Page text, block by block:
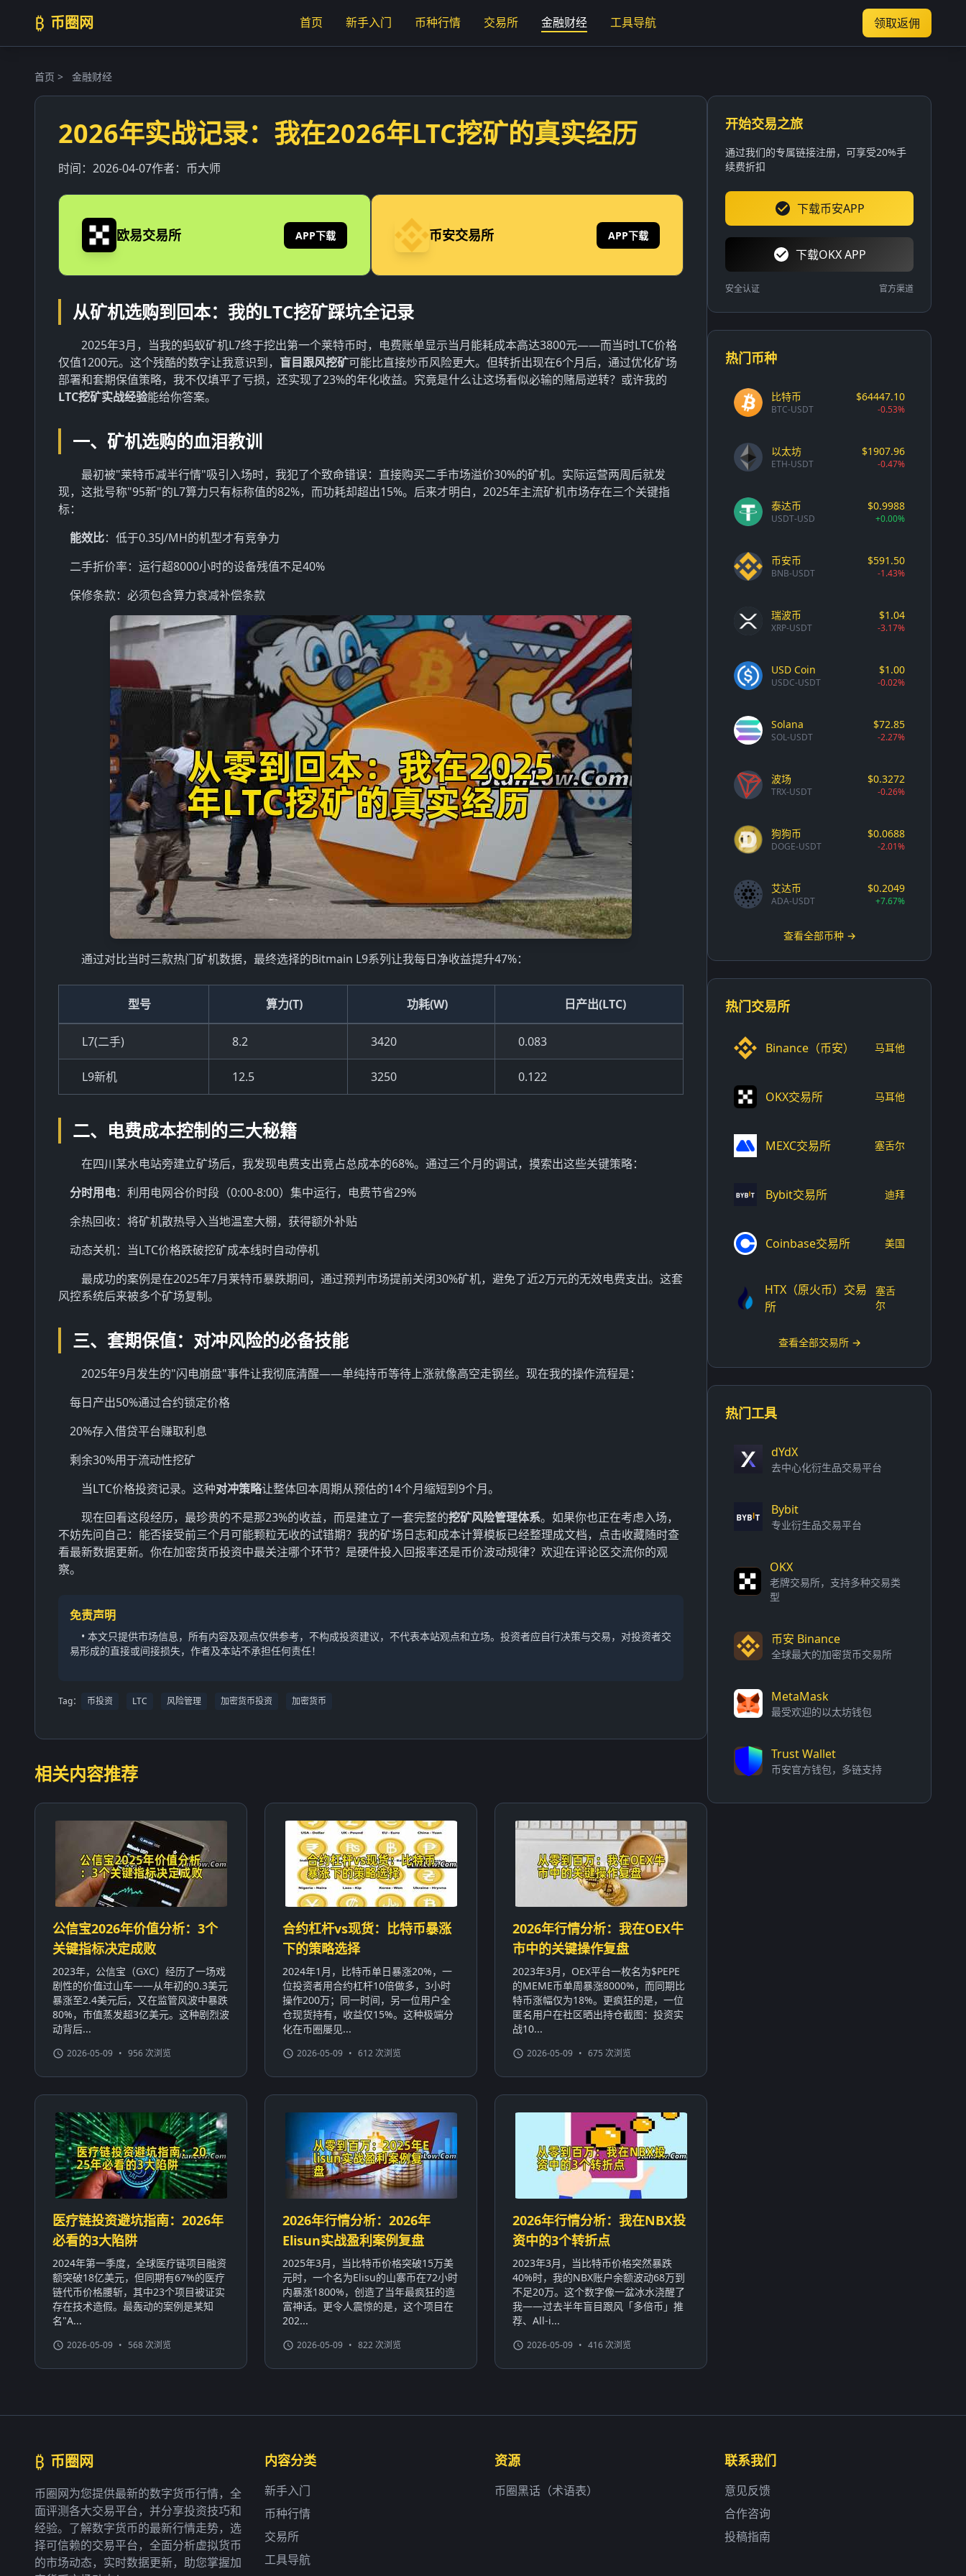
₿ 币圈网 首页 新手入门 币种行情 交易所 金融财经 工具导航 领取返佣
首页 > 金融财经
2026年实战记录：我在2026年LTC挖矿的真实经历
时间： 2026-04-07作者： 币大师
欧易交易所 APP下载 币安交易所 APP下载
从矿机选购到回本：我的LTC挖矿踩坑全记录
2025年3月，当我的蚂蚁矿机L7终于挖出第一个莱特币时，电费账单显示当月能耗成本高达3800元——而当时LTC价格
仅值1200元。这个残酷的数字让我意识到， 盲目跟风挖矿可能比直接炒币风险更大。但转折出现在6个月后，通过优化矿场
部署和套期保值策略，我不仅填平了亏损，还实现了23%的年化收益。究竟是什么让这场看似必输的赌局逆转？或许我的
LTC挖矿实战经验能给你答案。
一、矿机选购的血泪教训
最初被"莱特币减半行情"吸引入场时，我犯了个致命错误：直接购买二手市场溢价30%的矿机。实际运营两周后就发
现，这批号称"95新"的L7算力只有标称值的82%，而功耗却超出15%。后来才明白，2025年主流矿机市场存在三个关键指
标：
能效比：低于0.35J/MH的机型才有竞争力
二手折价率：运行超8000小时的设备残值不足40%
保修条款：必须包含算力衰减补偿条款
通过对比当时三款热门矿机数据，最终选择的Bitmain L9系列让我每日净收益提升47%：
型号 算力(T) 功耗(W) 日产出(LTC)
L7(二手) 8.2 3420 0.083
L9新机 12.5 3250 0.122
二、电费成本控制的三大秘籍
在四川某水电站旁建立矿场后，我发现电费支出竟占总成本的68%。通过三个月的调试，摸索出这些关键策略：
分时用电：利用电网谷价时段（0:00-8:00）集中运行，电费节省29%
余热回收：将矿机散热导入当地温室大棚，获得额外补贴
动态关机：当LTC价格跌破挖矿成本线时自动停机
最成功的案例是在2025年7月莱特币暴跌期间，通过预判市场提前关闭30%矿机，避免了近2万元的无效电费支出。这套
风控系统后来被多个矿场复制。
三、套期保值：对冲风险的必备技能
2025年9月发生的"闪电崩盘"事件让我彻底清醒——单纯持币等待上涨就像高空走钢丝。现在我的操作流程是：
每日产出50%通过合约锁定价格
20%存入借贷平台赚取利息
剩余30%用于流动性挖矿
当LTC价格投资记录。这种对冲策略让整体回本周期从预估的14个月缩短到9个月。
现在回看这段经历，最珍贵的不是那23%的收益，而是建立了一套完整的挖矿风险管理体系。如果你也正在考虑入场，
不妨先问自己：能否接受前三个月可能颗粒无收的试错期？我的矿场日志和成本计算模板已经整理成文档，点击收藏随时查
看最新数据更新。你在加密货币投资中最关注哪个环节？是硬件投入回报率还是币价波动规律？欢迎在评论区交流你的观
察。
免责声明
• 本文只提供市场信息，所有内容及观点仅供参考，不构成投资建议，不代表本站观点和立场。投资者应自行决策与交易，对投资者交
易形成的直接或间接损失，作者及本站不承担任何责任！
Tag： 币投资 LTC 风险管理 加密货币投资 加密货币
相关内容推荐
公信宝2026年价值分析：3个
关键指标决定成败
2023年，公信宝（GXC）经历了一场戏
剧性的价值过山车——从年初的0.3美元
暴涨至2.4美元后，又在监管风波中暴跌
80%，市值蒸发超3亿美元。这种剧烈波
动背后...
2026-05-09 • 956 次浏览
合约杠杆vs现货：比特币暴涨
下的策略选择
2024年1月，比特币单日暴涨20%，一
位投资者用合约杠杆10倍做多，3小时
操作200万；同一时间，另一位用户全
仓现货持有，收益仅15%。这种极端分
化在币圈屡见...
2026-05-09 • 612 次浏览
2026年行情分析：我在OEX牛
市中的关键操作复盘
2023年3月，OEX平台一枚名为$PEPE
的MEME币单周暴涨8000%，而同期比
特币涨幅仅为18%。更疯狂的是，一位
匿名用户在社区晒出持仓截图：投资实
战10...
2026-05-09 • 675 次浏览
医疗链投资避坑指南：2026年
必看的3大陷阱
2024年第一季度，全球医疗链项目融资
额突破18亿美元，但同期有67%的医疗
链代币价格腰斩，其中23个项目被证实
存在技术造假。最轰动的案例是某知
名"A...
2026-05-09 • 568 次浏览
2026年行情分析：2026年
Elisun实战盈利案例复盘
2025年3月，当比特币价格突破15万美
元时，一个名为Elisu的山寨币在72小时
内暴涨1800%，创造了当年最疯狂的造
富神话。更令人震惊的是，这个项目在
202...
2026-05-09 • 822 次浏览
2026年行情分析：我在NBX投
资中的3个转折点
2023年3月，当比特币价格突然暴跌
40%时，我的NBX账户余额波动68万到
不足20万。这个数字像一盆冰水浇醒了
我——过去半年盲目跟风「多倍币」推
荐、All-i...
2026-05-09 • 416 次浏览
开始交易之旅
通过我们的专属链接注册，可享受20%手
续费折扣
下载币安APP
下载OKX APP
安全认证 官方渠道
热门币种
比特币
BTC-USDT
$64447.10
-0.53%
以太坊
ETH-USDT
$1907.96
-0.47%
泰达币
USDT-USD
$0.9988
+0.00%
币安币
BNB-USDT
$591.50
-1.43%
瑞波币
XRP-USDT
$1.04
-3.17%
USD Coin
USDC-USDT
$1.00
-0.02%
Solana
SOL-USDT
$72.85
-2.27%
波场
TRX-USDT
$0.3272
-0.26%
狗狗币
DOGE-USDT
$0.0688
-2.01%
艾达币
ADA-USDT
$0.2049
+7.67%
查看全部币种 →
热门交易所
Binance（币安） 马耳他
OKX交易所 马耳他
MEXC交易所 塞舌尔
Bybit交易所 迪拜
Coinbase交易所 美国
HTX（原火币）交易
所
塞舌
尔
查看全部交易所 →
热门工具
dYdX
去中心化衍生品交易平台
Bybit
专业衍生品交易平台
OKX
老牌交易所，支持多种交易类
型
币安 Binance
全球最大的加密货币交易所
MetaMask
最受欢迎的以太坊钱包
Trust Wallet
币安官方钱包，多链支持
₿ 币圈网
币圈网为您提供最新的数字货币行情，全
面评测各大交易平台，并分享投资技巧和
经验。了解数字货币的最新行情走势，选
择可信赖的交易平台，全面分析虚拟货币
的市场动态，实时数据更新，助您掌握加
内容分类
新手入门
币种行情
交易所
工具导航
资源
币圈黑话（术语表）
联系我们
意见反馈
合作咨询
投稿指南